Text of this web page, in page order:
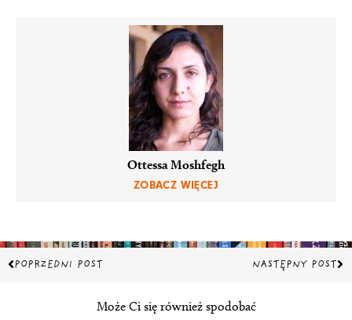
Ottessa Moshfegh
ZOBACZ WIĘCEJ
Prev
POPRZEDNI POST NASTĘPNY POST
Może Ci się również spodobać